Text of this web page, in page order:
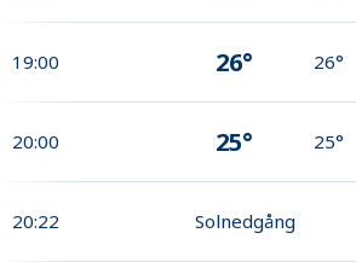
19:00 26° 26°
20:00 25° 25°
20:22 Solnedgång